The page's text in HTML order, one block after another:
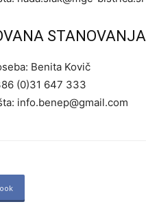
STANOVANJA
Benita Kovič
(0)31 647 333
info.benep@gmail.com